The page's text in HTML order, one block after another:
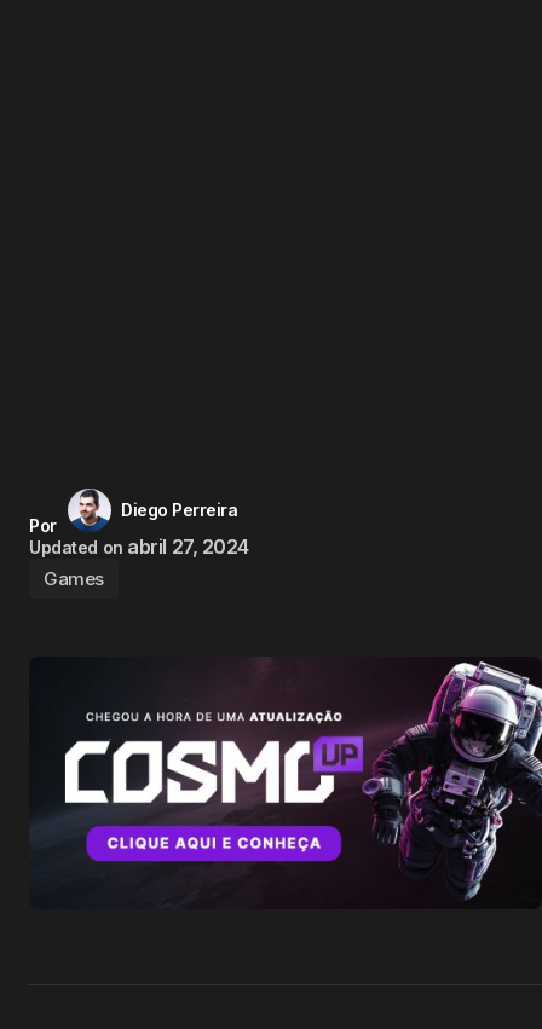
Por
Diego Perreira
Updated on abril 27, 2024
Games